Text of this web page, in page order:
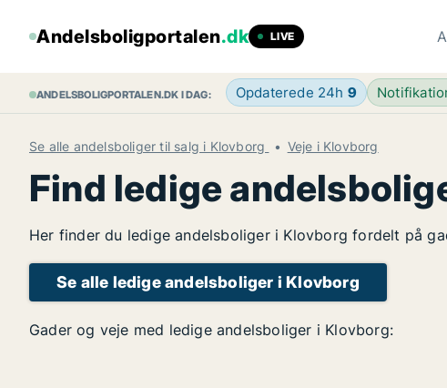
Andelsboligportalen.dk LIVE
ANDELSBOLIGPORTALEN.DK I DAG: Opdaterede 24h 9
Se alle andelsboliger til salg i Klovborg Veje i Klovborg
Find ledige
Her finder du ledige andelsboliger i Klovborg fordelt på
Se alle ledige andelsboliger i Klovborg
Gader og veje med ledige andelsboliger i Klovborg: